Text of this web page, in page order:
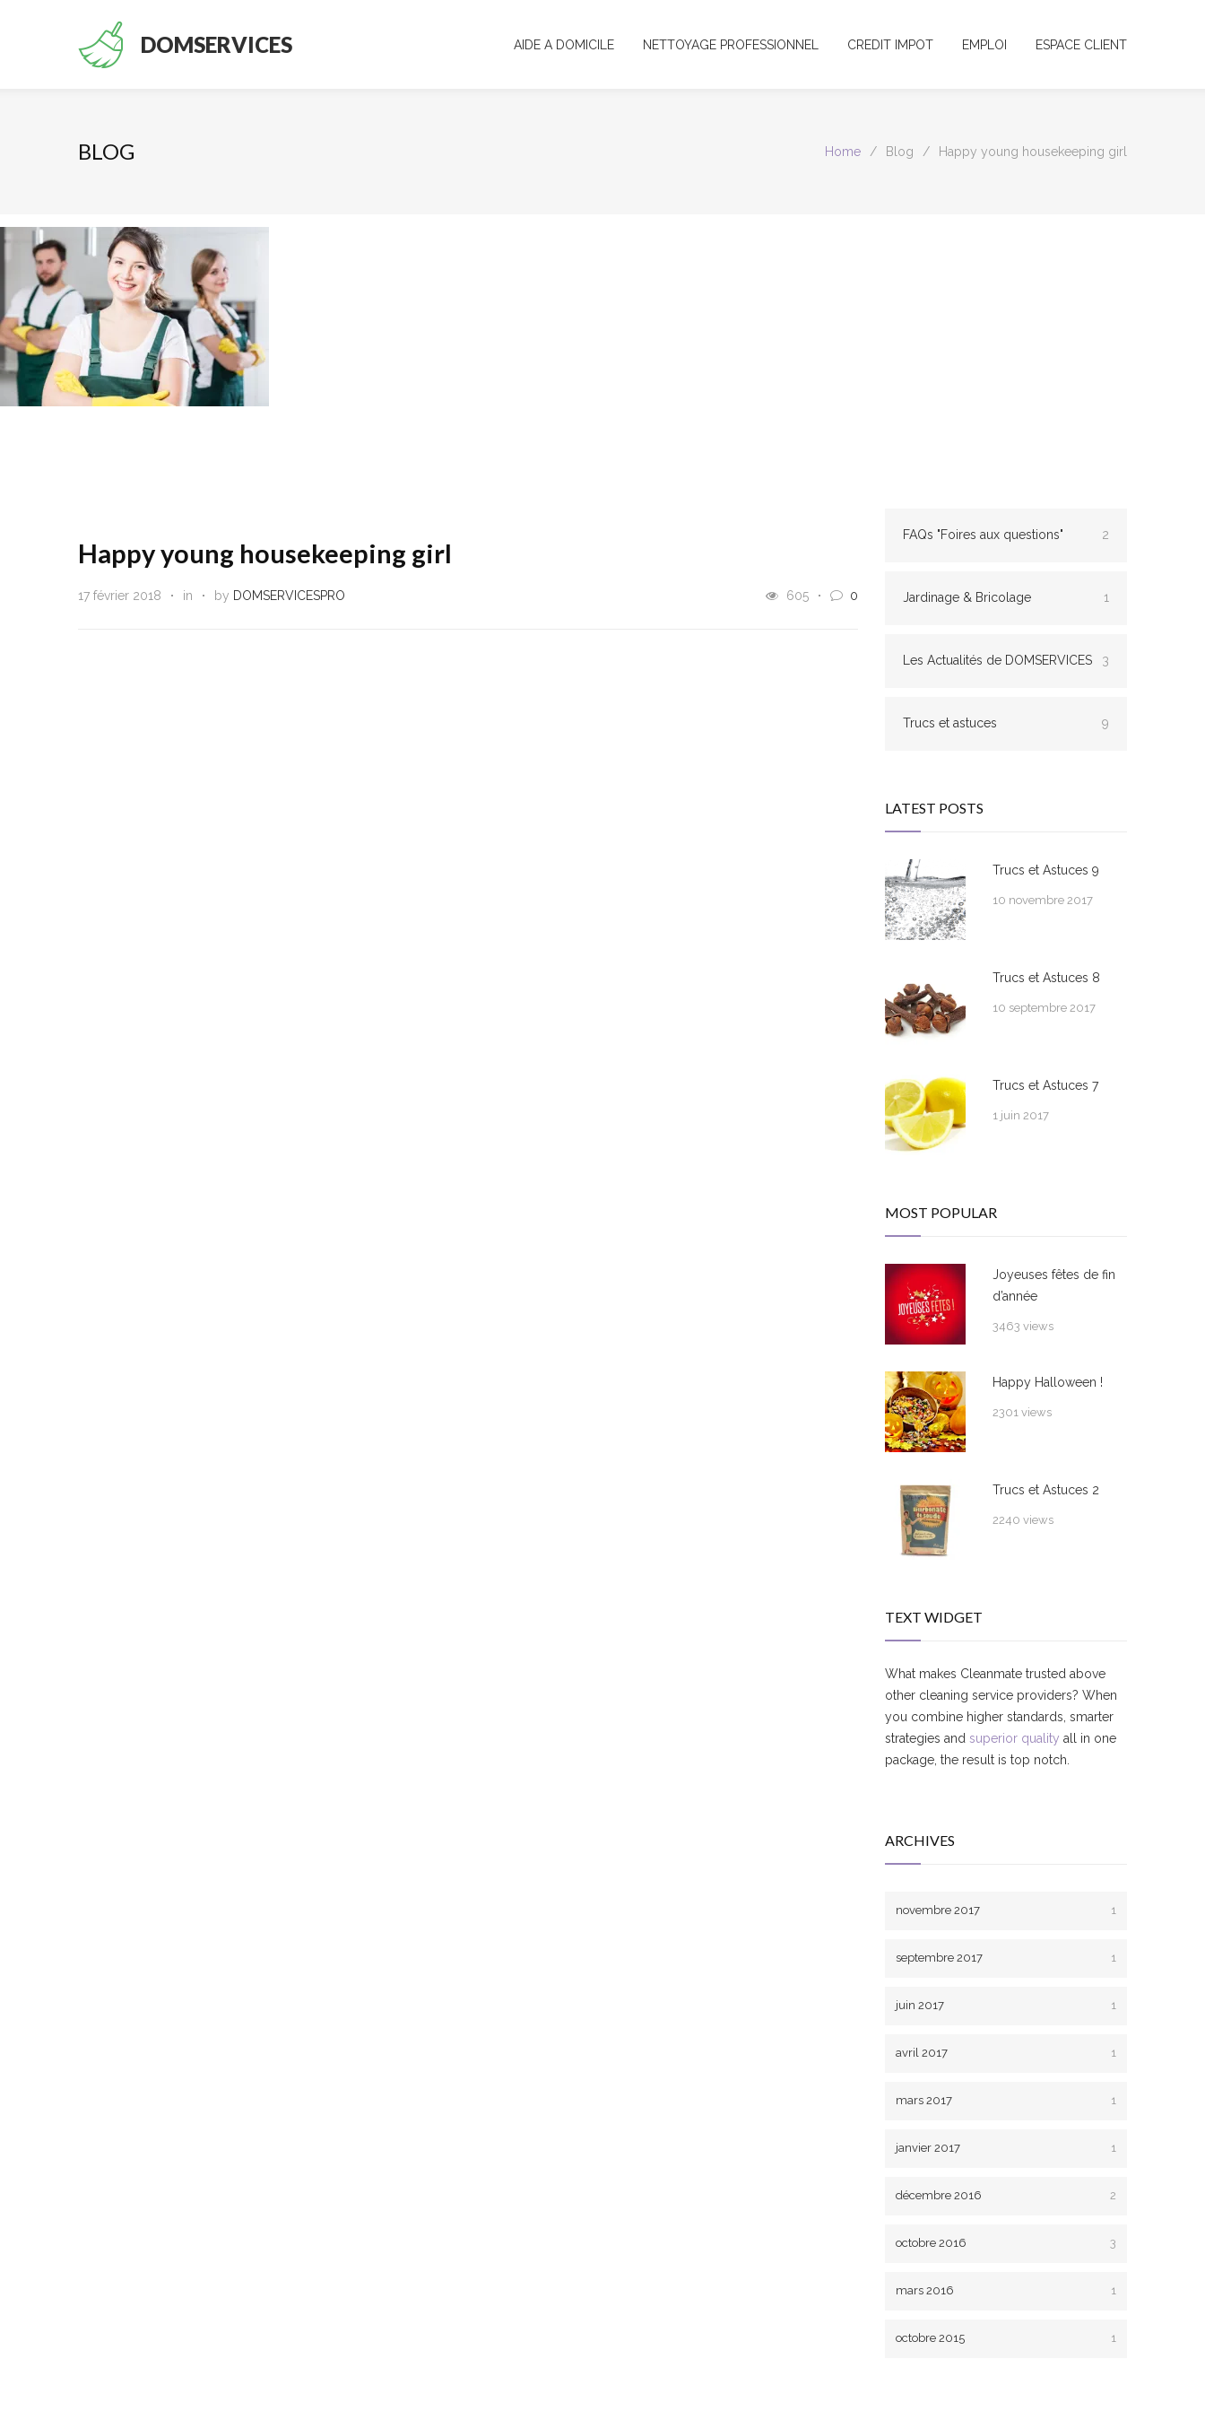
DOMSERVICES AIDE A DOMICILE NETTOYAGE PROFESSIONNEL CREDIT IMPOT EMPLOI ESPACE CLIENT
BLOG Home / Blog / Happy young housekeeping girl
Happy young housekeeping girl
17 février 2018 in by DOMSERVICESPRO 605 0
FAQs "Foires aux questions" 2
Jardinage & Bricolage 1
Les Actualités de DOMSERVICES 3
Trucs et astuces 9
LATEST POSTS
Trucs et Astuces 9
10 novembre 2017
Trucs et Astuces 8
10 septembre 2017
Trucs et Astuces 7
1 juin 2017
MOST POPULAR
Joyeuses fêtes de fin
d’année
3463 views
Happy Halloween !
2301 views
Trucs et Astuces 2
2240 views
TEXT WIDGET
What makes Cleanmate trusted above
other cleaning service providers? When
you combine higher standards, smarter
strategies and superior quality all in one
package, the result is top notch.
ARCHIVES
novembre 2017 1
septembre 2017 1
juin 2017 1
avril 2017 1
mars 2017 1
janvier 2017 1
décembre 2016 2
octobre 2016 3
mars 2016 1
octobre 2015 1